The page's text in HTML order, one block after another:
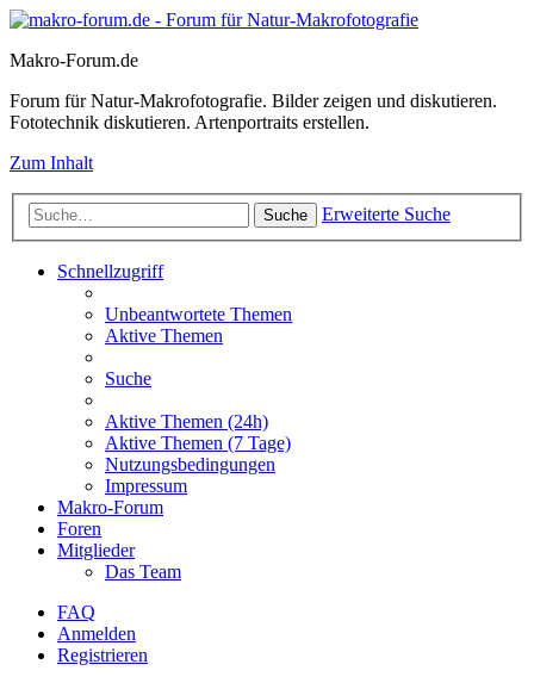
Makro-Forum.de
Forum für Natur-Makrofotografie. Bilder zeigen und diskutieren.
Fototechnik diskutieren. Artenportraits erstellen.
Zum Inhalt
Suche Erweiterte Suche
Schnellzugriff
Unbeantwortete Themen
Aktive Themen
Suche
Aktive Themen (24h)
Aktive Themen (7 Tage)
Nutzungsbedingungen
Impressum
Makro-Forum
Foren
Mitglieder
Das Team
FAQ
Anmelden
Registrieren